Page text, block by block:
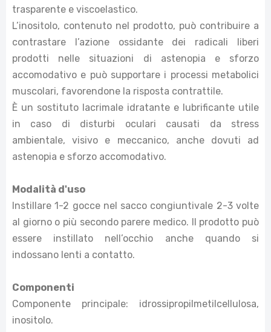
trasparente e viscoelastico.
L’inositolo, contenuto nel prodotto, può contribuire a
contrastare l’azione ossidante dei radicali liberi
prodotti nelle situazioni di astenopia e sforzo
accomodativo e può supportare i processi metabolici
muscolari, favorendone la risposta contrattile.
È un sostituto lacrimale idratante e lubrificante utile
in caso di disturbi oculari causati da stress
ambientale, visivo e meccanico, anche dovuti ad
astenopia e sforzo accomodativo.
Modalità d'uso
Instillare 1-2 gocce nel sacco congiuntivale 2-3 volte
al giorno o più secondo parere medico. Il prodotto può
essere instillato nell’occhio anche quando si
indossano lenti a contatto.
Componenti
Componente principale: idrossipropilmetilcellulosa,
inositolo.